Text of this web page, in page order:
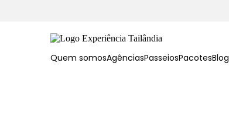
Quem somosAgênciasPasseiosPacotesBlog